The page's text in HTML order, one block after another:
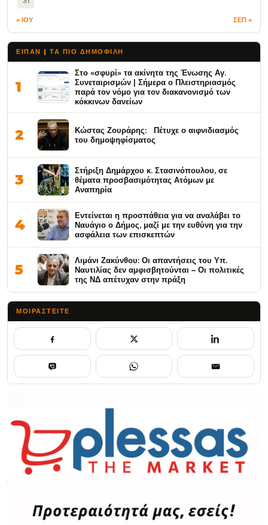
« ΙΟΥ ΣΕΠ »
ΕΙΠΑΝ | ΤΑ ΠΙΟ ΔΗΜΟΦΙΛΉ
1
Στο «σφυρί» τα ακίνητα της Ένωσης Αγ.
Συνεταιρισμών | Σήμερα ο Πλειστηριασμός
παρά τον νόμο για τον διακανονισμό των
κόκκινων δανείων
2
Κώστας Ζουράρης: Πέτυχε ο αιφνιδιασμός
του δημοψηφίσματος
3
Στήριξη Δημάρχου κ. Στασινόπουλου, σε
θέματα προσβασιμότητας Ατόμων με
Αναπηρία
4
Εντείνεται η προσπάθεια για να αναλάβει το
Ναυάγιο ο Δήμος, μαζί με την ευθύνη για την
ασφάλεια των επισκεπτών
5
Λιμάνι Ζακύνθου: Οι απαντήσεις του Υπ.
Ναυτιλίας δεν αμφισβητούνται – Οι πολιτικές
της ΝΔ απέτυχαν στην πράξη
ΜΟΙΡΑΣΤΕΊΤΕ